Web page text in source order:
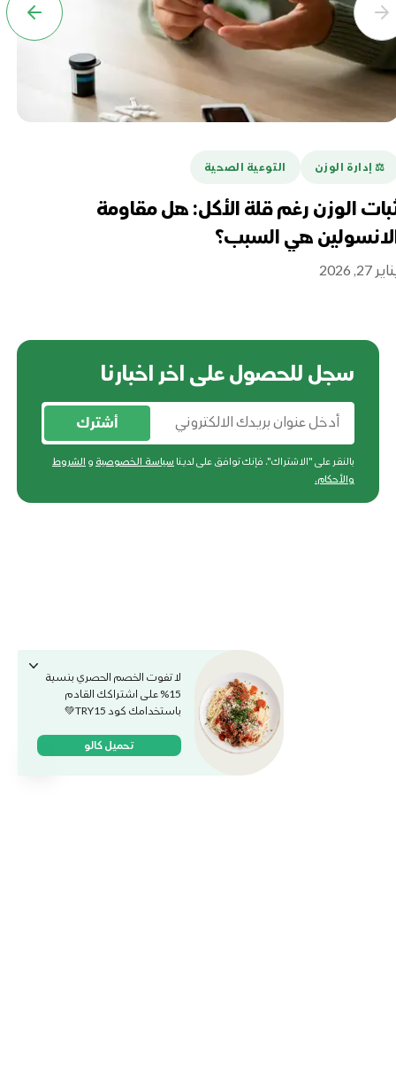
⚖️ إدارة الوزن التوعية الصحية
الوزن رغم قلة الأكل: هل مقاومة
هي السبب؟
27, 2026
سجل للحصول على اخر اخبارنا
أشترك
بالنقر على "الاشتراك"، فإنك توافق على لدينا سياسة الخصوصية و الشروط
والأحكام.
لا تفوت الخصم الحصري بنسبة
15% على اشتراكك القادم
باستخدامك كود TRY15💚
تحميل كالو